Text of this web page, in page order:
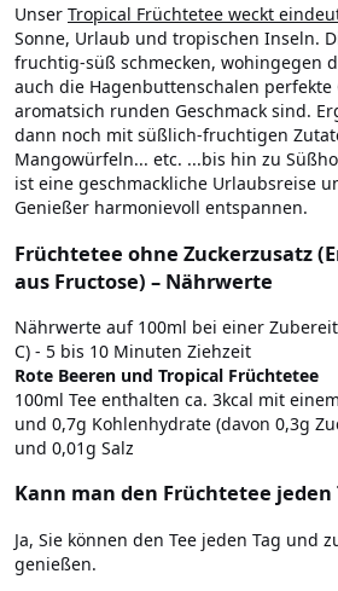
Unser Tropical Früchtetee weckt
Sonne, Urlaub und tropischen Inseln.
fruchtig-süß schmecken, wohingegen
auch die Hagenbuttenschalen
aromatsich runden Geschmack sind.
dann noch mit süßlich-fruchtigen
Mangowürfeln... etc. ...bis hin zu
ist eine geschmackliche Urlaubsreise
Genießer harmonievoll entspannen.
Früchtetee ohne Zuckerzusatz
aus Fructose) – Nährwerte
Nährwerte auf 100ml bei einer
C) - 5 bis 10 Minuten Ziehzeit
Rote Beeren und Tropical Früchtetee
100ml Tee enthalten ca. 3kcal mit
und 0,7g Kohlenhydrate (davon 0,3g
und 0,01g Salz
Kann man den Früchtetee jeden
Ja, Sie können den Tee jeden Tag und
genießen.